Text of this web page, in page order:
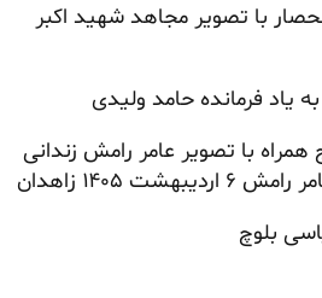
با تصویر مجاهد شهید اکبر
یاد فرمانده حامد ولیدی
با تصویر عامر رامش زندانی
۱۴۰۵ زاهدان
بلوچ